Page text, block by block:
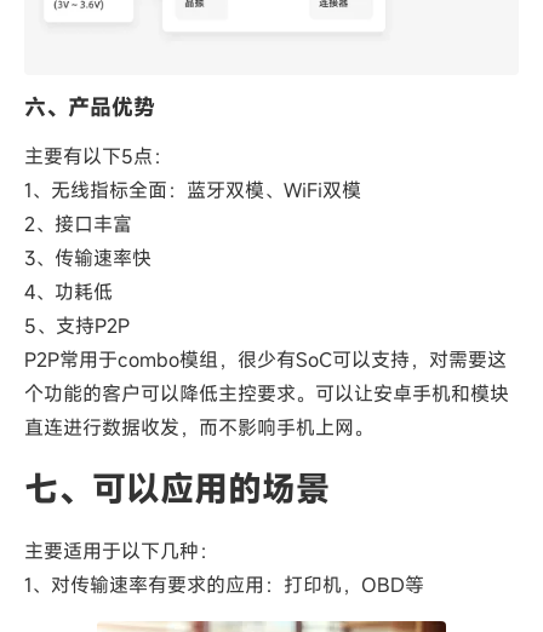
六、产品优势
主要有以下5点：
1、无线指标全面：蓝牙双模、WiFi双模
2、接口丰富
3、传输速率快
4、功耗低
5、支持P2P
P2P常用于combo模组，很少有SoC可以支持，对需要这
个功能的客户可以降低主控要求。可以让安卓手机和模块
直连进行数据收发，而不影响手机上网。
七、可以应用的场景
主要适用于以下几种：
1、对传输速率有要求的应用：打印机，OBD等